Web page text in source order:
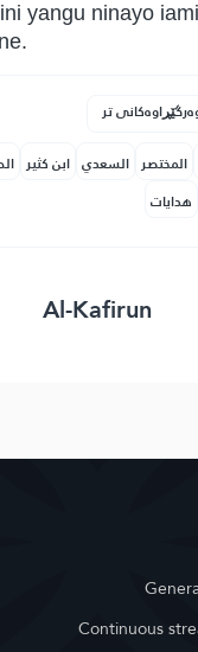
yangu ninayo
تر
المختصر السعدي ابن كثير
هدايات
Al-Kafirun
Continuous